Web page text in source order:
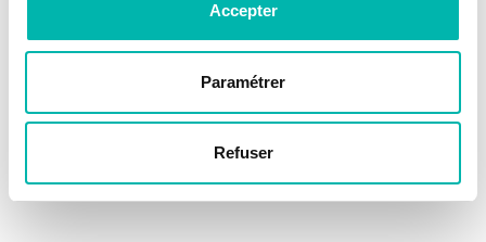
Accepter
Paramétrer
Refuser